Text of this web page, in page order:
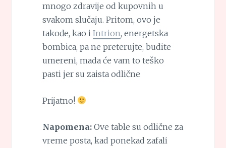
mnogo zdravije od kupovnih u
svakom slučaju. Pritom, ovo je
takođe, kao i Intrion, energetska
bombica, pa ne preterujte, budite
umereni, mada će vam to teško
pasti jer su zaista odlične
Prijatno!
Napomena:Ove table su odlične za
vreme posta, kad ponekad zafali